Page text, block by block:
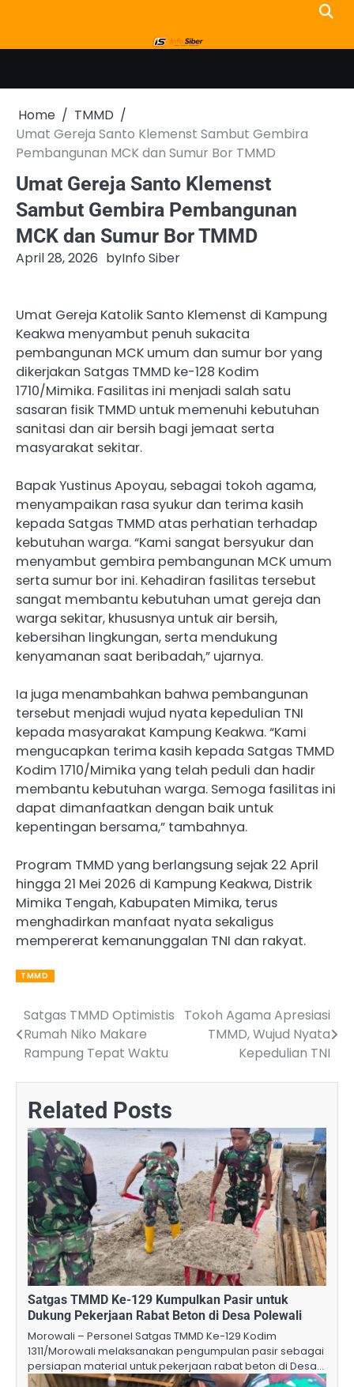
content
Home
TMMD
Umat Gereja Santo Klemenst Sambut Gembira
Pembangunan MCK dan Sumur Bor TMMD
Umat Gereja Santo Klemenst
Sambut Gembira Pembangunan
MCK dan Sumur Bor TMMD
April 28, 2026 byInfo Siber
Umat Gereja Katolik Santo Klemenst di Kampung
Keakwa menyambut penuh sukacita
pembangunan MCK umum dan sumur bor yang
dikerjakan Satgas TMMD ke-128 Kodim
1710/Mimika. Fasilitas ini menjadi salah satu
sasaran fisik TMMD untuk memenuhi kebutuhan
sanitasi dan air bersih bagi jemaat serta
masyarakat sekitar.
Bapak Yustinus Apoyau, sebagai tokoh agama,
menyampaikan rasa syukur dan terima kasih
kepada Satgas TMMD atas perhatian terhadap
kebutuhan warga. “Kami sangat bersyukur dan
menyambut gembira pembangunan MCK umum
serta sumur bor ini. Kehadiran fasilitas tersebut
sangat membantu kebutuhan umat gereja dan
warga sekitar, khususnya untuk air bersih,
kebersihan lingkungan, serta mendukung
kenyamanan saat beribadah,” ujarnya.
Ia juga menambahkan bahwa pembangunan
tersebut menjadi wujud nyata kepedulian TNI
kepada masyarakat Kampung Keakwa. “Kami
mengucapkan terima kasih kepada Satgas TMMD
Kodim 1710/Mimika yang telah peduli dan hadir
membantu kebutuhan warga. Semoga fasilitas ini
dapat dimanfaatkan dengan baik untuk
kepentingan bersama,” tambahnya.
Program TMMD yang berlangsung sejak 22 April
hingga 21 Mei 2026 di Kampung Keakwa, Distrik
Mimika Tengah, Kabupaten Mimika, terus
menghadirkan manfaat nyata sekaligus
mempererat kemanunggalan TNI dan rakyat.
TMMD
Post
navigation
Satgas TMMD Optimistis
Rumah Niko Makare
Rampung Tepat Waktu
Tokoh Agama Apresiasi
TMMD, Wujud Nyata
Kepedulian TNI
Related Posts
Satgas TMMD Ke-129 Kumpulkan Pasir untuk
Dukung Pekerjaan Rabat Beton di Desa Polewali
Morowali – Personel Satgas TMMD Ke-129 Kodim
1311/Morowali melaksanakan pengumpulan pasir sebagai
persiapan material untuk pekerjaan rabat beton di Desa…